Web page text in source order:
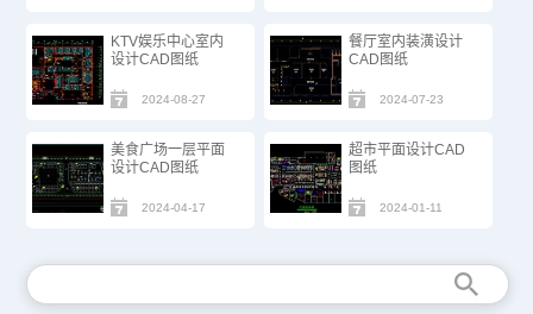
KTV娱乐中心室内
设计CAD图纸
2024-08-27
餐厅室内装潢设计
CAD图纸
2024-07-23
美食广场一层平面
设计CAD图纸
2024-04-17
超市平面设计CAD
图纸
2024-01-11